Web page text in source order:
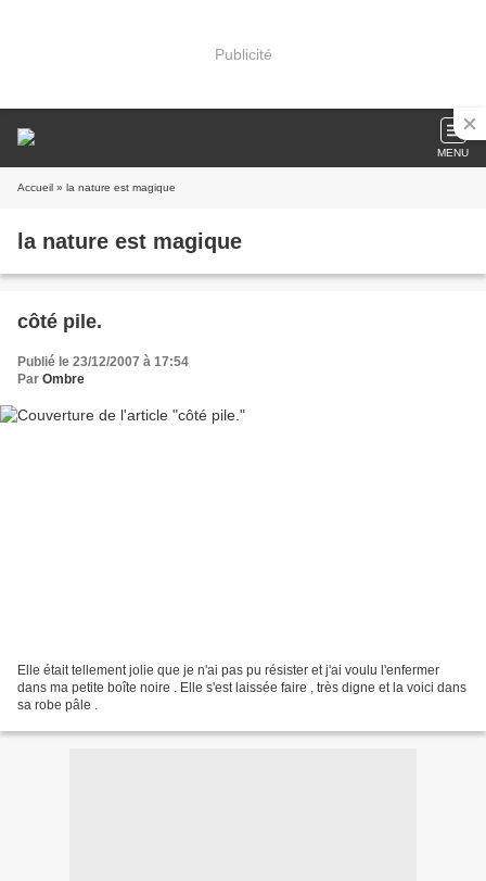
Publicité
MENU
Accueil » la nature est magique
la nature est magique
côté pile.
Publié le 23/12/2007 à 17:54
Par Ombre
Elle était tellement jolie que je n'ai pas pu résister et j'ai voulu l'enfermer
dans ma petite boîte noire . Elle s'est laissée faire , très digne et la voici dans
sa robe pâle .